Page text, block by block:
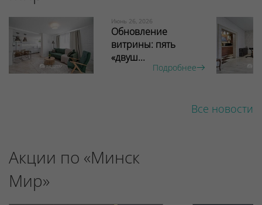
Июнь 26, 2026
Обновление
витрины: пять
«двуш...
Подробнее
Все новости
Акции по «Минск
Мир»